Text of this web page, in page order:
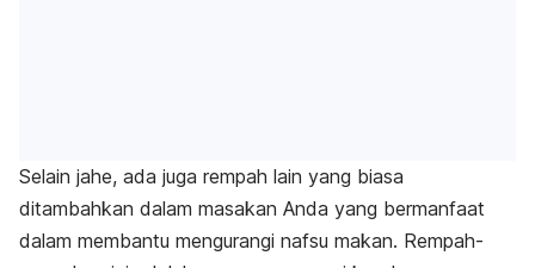
Selain jahe, ada juga rempah lain yang biasa
ditambahkan dalam masakan Anda yang bermanfaat
dalam membantu mengurangi nafsu makan. Rempah-